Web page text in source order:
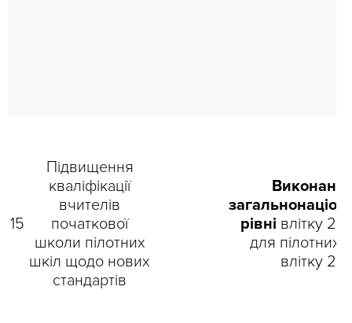
15
Підвищення
кваліфікації
вчителів
початкової
школи пілотних
шкіл щодо нових
стандартів
Виконано
рівні влітку
для пілотних
влітку